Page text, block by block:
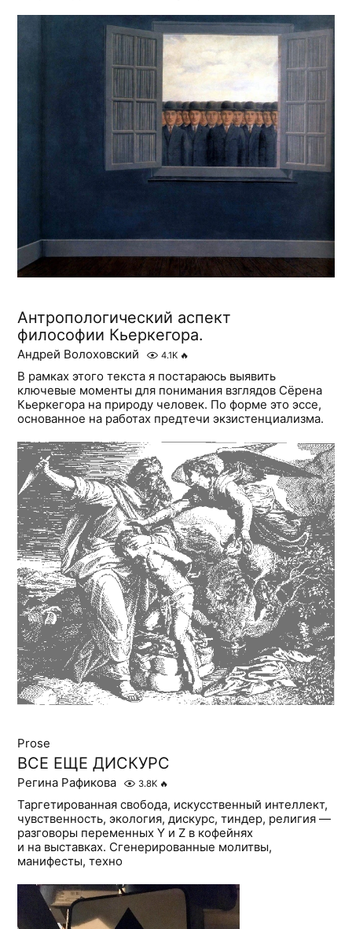
Антропологический аспект
философии Кьеркегора.
Андрей Волоховский 4.1K 🔥
В рамках этого текста я постараюсь выявить
ключевые моменты для понимания взглядов Сёрена
Кьеркегора на природу человек. По форме это эссе,
основанное на работах предтечи экзистенциализма.
Prose
ВСЕ ЕЩЕ ДИСКУРС
Регина Рафикова 3.8K 🔥
Таргетированная свобода, искусственный интеллект,
чувственность, экология, дискурс, тиндер, религия —
разговоры переменных Y и Z в кофейнях
и на выставках. Сгенерированные молитвы,
манифесты, техно